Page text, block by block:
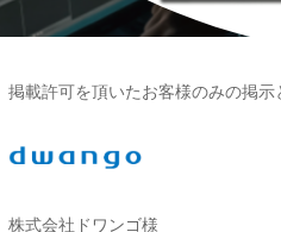
掲載許可を頂いたお客様のみの掲示
株式会社ドワンゴ様